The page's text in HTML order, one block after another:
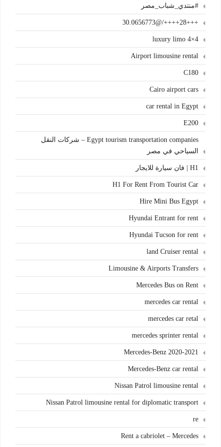
#منتدي_شباب_مصر
+++28++++/@30.0656773
4×4 luxury limo
Airport limousine rental
C180
Cairo airport cars
car rental in Egypt
E200
Egypt tourism transportation companies – شركات النقل
السياحي في مصر
H1 | فان سيارة للايجار
H1 For Rent From Tourist Car
Hire Mini Bus Egypt
Hyundai Entrant for rent
Hyundai Tucson for rent
land Cruiser rental
Limousine & Airports Transfers
Mercedes Bus on Rent
mercedes car rental
mercedes car retal
mercedes sprinter rental
Mercedes-Benz 2020-2021
Mercedes-Benz car rental
Nissan Patrol limousine rental
Nissan Patrol limousine rental for diplomatic transport
re
Rent a cabriolet – Mercedes